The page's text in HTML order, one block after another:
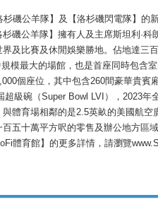
杉磯公羊隊】及【洛杉磯閃電隊】的
杉磯公羊隊】擁有人及主席斯坦利·
及比賽及休閒娛樂勝地。佔地達三
模最大的場館，也是首座同時包含
個座位，其中包含260間豪華貴賓
超級碗（Super Bowl LVI），2023
體育場相鄰的是2.5英畝的美國航
五十萬平方呎的零售及辦公地方區
體育館】的更多詳情，請瀏覽